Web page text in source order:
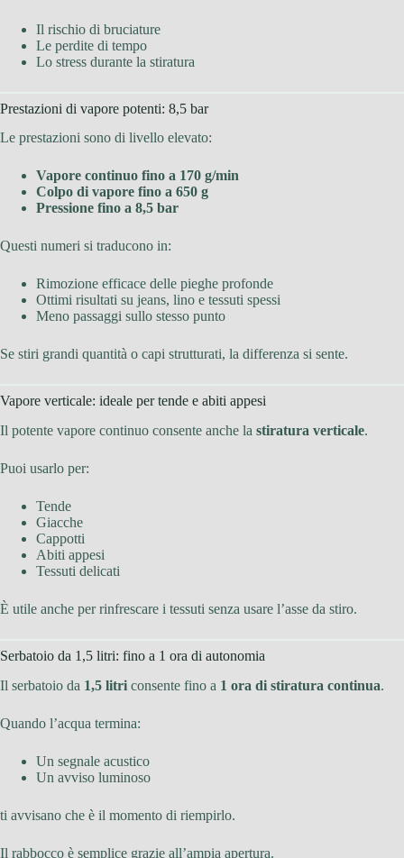
Il rischio di bruciature
Le perdite di tempo
Lo stress durante la stiratura
Prestazioni di vapore potenti: 8,5 bar
Le prestazioni sono di livello elevato:
Vapore continuo fino a 170 g/min
Colpo di vapore fino a 650 g
Pressione fino a 8,5 bar
Questi numeri si traducono in:
Rimozione efficace delle pieghe profonde
Ottimi risultati su jeans, lino e tessuti spessi
Meno passaggi sullo stesso punto
Se stiri grandi quantità o capi strutturati, la differenza si sente.
Vapore verticale: ideale per tende e abiti appesi
Il potente vapore continuo consente anche la stiratura verticale.
Puoi usarlo per:
Tende
Giacche
Cappotti
Abiti appesi
Tessuti delicati
È utile anche per rinfrescare i tessuti senza usare l’asse da stiro.
Serbatoio da 1,5 litri: fino a 1 ora di autonomia
Il serbatoio da 1,5 litri consente fino a 1 ora di stiratura continua.
Quando l’acqua termina:
Un segnale acustico
Un avviso luminoso
ti avvisano che è il momento di riempirlo.
Il rabbocco è semplice grazie all’ampia apertura.